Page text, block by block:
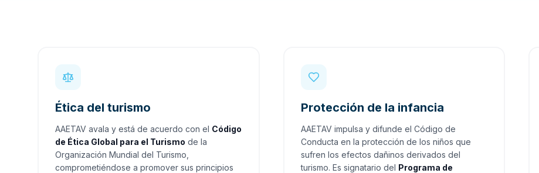
Ética del turismo
AAETAV avala y está de acuerdo con el Código
de Ética Global para el Turismo de la
Organización Mundial del Turismo,
comprometiéndose a promover sus principios
Protección de la infancia
AAETAV impulsa y difunde el Código de
Conducta en la protección de los niños que
sufren los efectos dañinos derivados del
turismo. Es signatario del Programa de